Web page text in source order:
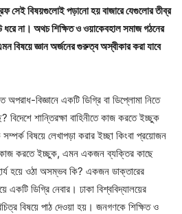
সেই বিষয়গুলোই পড়ানো হয় বাজারে যেগুলোর তীব্র
না। অথচ শিক্ষিত ও ওয়াকেবহাল সমাজ গঠনের
বিষয়ে জ্ঞান অর্জনের গুরুত্ব অস্বীকার করা যাবে
বিজ্ঞানে একটি ডিগ্রি বা ডিপ্লোমা নিতে
শান্তিরক্ষা বাহিনীতে কাজ করতে ইচ্ছুক
বিষয়ে লেখাপড়া করার ইচ্ছা কিংবা প্রয়োজন
কাজ করতে ইচ্ছুক, এমন একজন ব্যক্তির কাছে
হয়ে ওঠা অসম্ভব কি? একজন ডাক্তারের
একটি ডিগ্রি নেবার। ঢাকা বিশ্ববিদ্যালয়ের
বিষয়ে পাঠ দেওয়া হয়। জনগণকে শিক্ষিত ও